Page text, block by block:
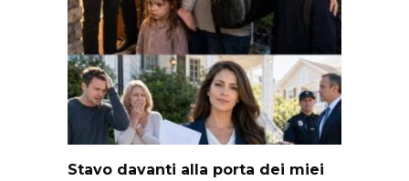
Stavo davanti alla porta dei miei